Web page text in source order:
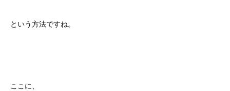
という方法ですね。
ここに、